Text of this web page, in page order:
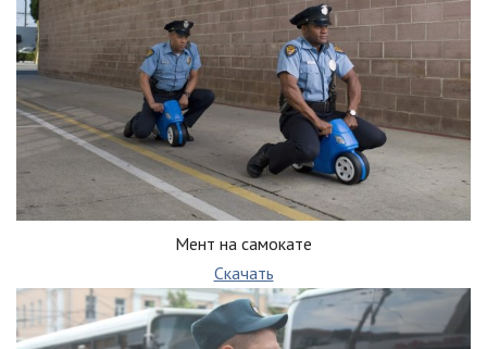
Мент на самокате
Скачать